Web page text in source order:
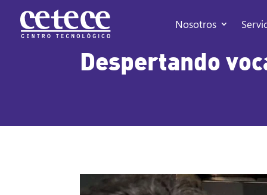
Nosotros
Despertando